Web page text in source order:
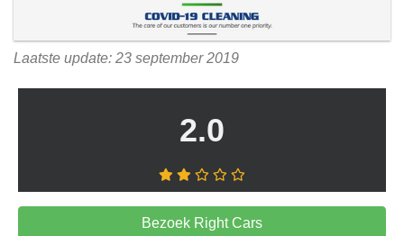
Laatste update: 23 september 2019
2.0
Bezoek Right Cars